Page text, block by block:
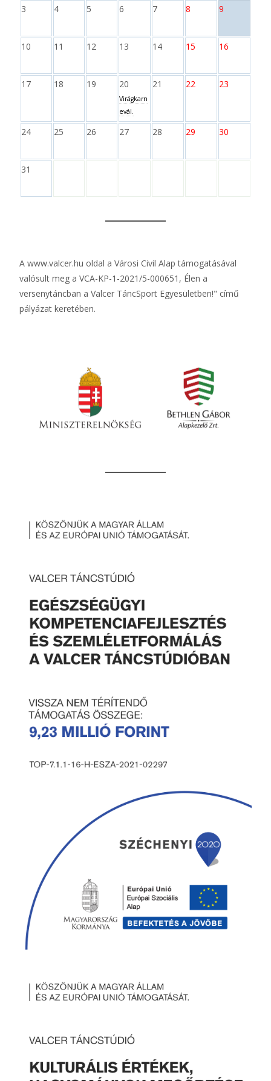
3 4 5 6 7 8 9
10 11 12 13 14 15 16
17 18 19 20
Virágkarn
evál.
21 22 23
24 25 26 27 28 29 30
31
A www.valcer.hu oldal a Városi Civil Alap támogatásával
valósult meg a VCA-KP-1-2021/5-000651, Élen a
versenytáncban a Valcer TáncSport Egyesületben!" című
pályázat keretében.